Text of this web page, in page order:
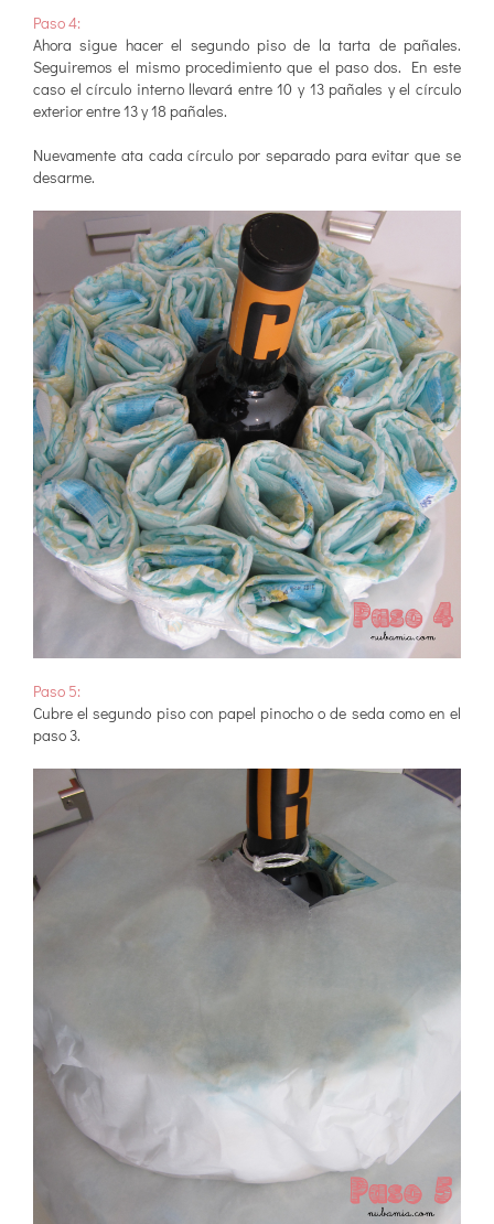
Paso 4:
Ahora sigue hacer el segundo piso de la tarta de pañales.
Seguiremos el mismo procedimiento que el paso dos. En este
caso el círculo interno llevará entre 10 y 13 pañales y el círculo
exterior entre 13 y 18 pañales.
Nuevamente ata cada círculo por separado para evitar que se
desarme.
Paso 5:
Cubre el segundo piso con papel pinocho o de seda como en el
paso 3.